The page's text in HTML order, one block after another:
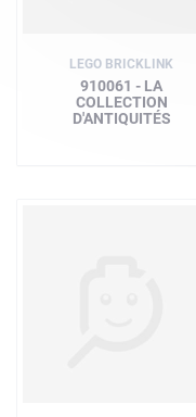
LEGO BRICKLINK
910061 - LA
COLLECTION
D'ANTIQUITÉS